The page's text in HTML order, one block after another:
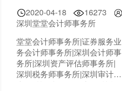
2020-04-18
16273
深圳堂堂会计师事务所
堂堂会计师事务所|证券服务业
务会计师事务所|深圳会计师事
务所|深圳资产评估师事务所|
深圳税务师事务所|深圳审计报
告|深圳资产评估报告|深圳税